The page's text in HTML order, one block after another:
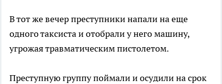
В тот же вечер преступники напали на еще
одного таксиста и отобрали у него машину,
угрожая травматическим пистолетом.
Преступную группу поймали и осудили на срок